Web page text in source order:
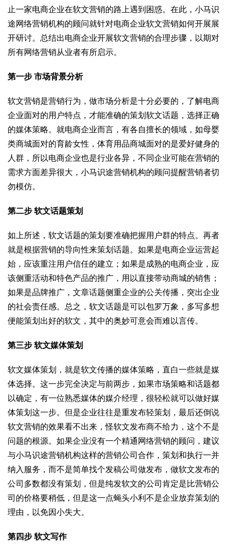
止一家电商企业在软文营销的路上遇到困惑。在此，小马识
途网络营销机构的顾问就针对电商企业软文营销如何开展展
开研讨。总结出电商企业开展软文营销的合理步骤，以期对
所有网络营销从业者有所启示。
第一步 市场背景分析
软文营销是营销行为，做市场分析是十分必要的，了解电商
企业面对的用户特点，才能准确的策划软文话题，选择正确
的媒体策略。就电商企业而言，有各自擅长的领域，如母婴
类商城面对的育龄女性，体育用品商城面对的是爱好健身的
人群，所以电商企业也是行业各异，不同企业可能在营销的
需求方面差异很大，小马识途营销机构的顾问提醒营销者切
勿模仿。
第二步 软文话题策划
如上所述，软文话题的策划要准确把握用户群的特点。再者
就是根据营销的导向性来策划话题。如果是电商企业运营起
始，应该重注用户信任的建立；如果是成熟的电商企业，应
该侧重活动和特色产品的推广，用以直接带动商城的销售；
如果是品牌推广，文章话题侧重企业的公关传播，突出企业
的社会责任感。总之，软文话题是可以包罗万象，多写多想
便能策划出好的软文，其中的奥妙可意会而难以言传。
第三步 软文媒体策划
软文媒体策划，就是软文传播的媒体策略，直白一些就是媒
体选择。这一步完全决定与前两步，如果市场策略和话题都
以确定，有一位熟悉媒体的媒介经理，很轻松就可以做好媒
体策划这一步。但是企业往往是重发布轻策划，最后还倒说
软文营销的效果看不出来，怪软文发布商不给力，这个不是
问题的根源。如果企业没有一个精通网络营销的顾问，建议
与小马识途营销机构这样的营销公司合作，策划和执行一并
纳入服务，而不是简单找个发稿公司做发布，做软文发布的
公司多数都没有策划，但是纯发软文的公司肯定是比营销公
司的价格要稍低，但是这一点蝇头小利不是企业放弃策划的
理由，以免因小失大。
第四步 软文写作